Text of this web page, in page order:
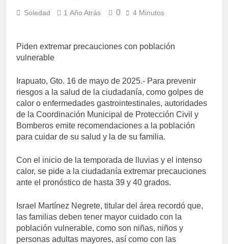
Soledad 1 Año Atrás 0 4 Minutos
Piden extremar precauciones con población
vulnerable
Irapuato, Gto. 16 de mayo de 2025.- Para prevenir
riesgos a la salud de la ciudadanía, como golpes de
calor o enfermedades gastrointestinales, autoridades
de la Coordinación Municipal de Protección Civil y
Bomberos emite recomendaciones a la población
para cuidar de su salud y la de su familia.
Con el inicio de la temporada de lluvias y el intenso
calor, se pide a la ciudadanía extremar precauciones
ante el pronóstico de hasta 39 y 40 grados.
Israel Martínez Negrete, titular del área recordó que,
las familias deben tener mayor cuidado con la
población vulnerable, como son niñas, niños y
personas adultas mayores, así como con las